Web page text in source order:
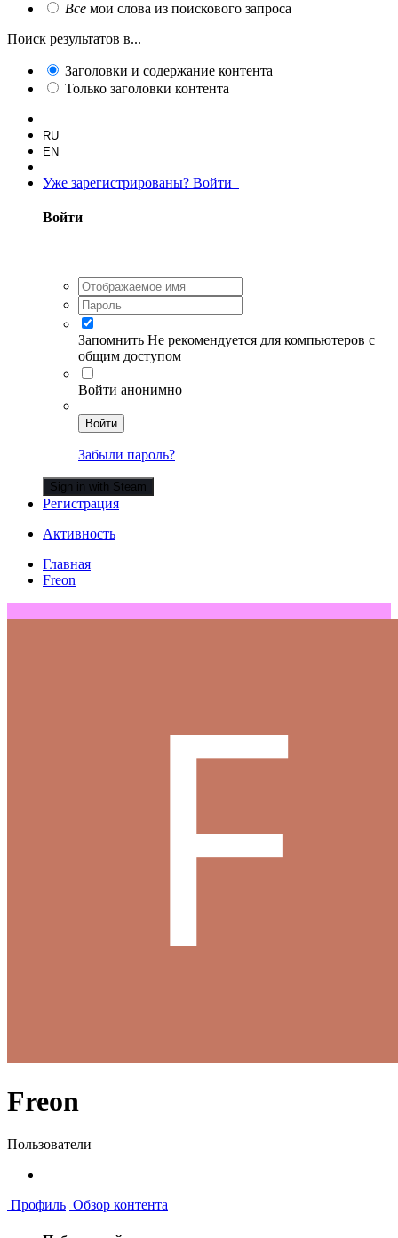
Все мои слова из поискового запроса
Поиск результатов в...
Заголовки и содержание контента
Только заголовки контента
RU
EN
Уже зарегистрированы? Войти
Войти
Запомнить Не рекомендуется для компьютеров с
общим доступом
Войти анонимно
Войти
Забыли пароль?
Sign in with Steam
Регистрация
Активность
Главная
Freon
Freon
Пользователи
Профиль Обзор контента